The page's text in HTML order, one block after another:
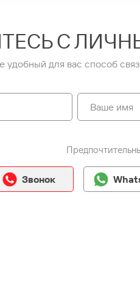
С
удобный для вас способ
Звонок